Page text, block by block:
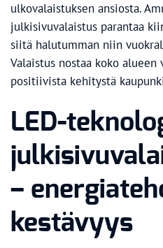
ulkovalaistuksen ansiosta.
julkisivuvalaistus parantaa
siitä halutumman niin
Valaistus nostaa koko
positiivista kehitystä
LED-
–
kestävyys